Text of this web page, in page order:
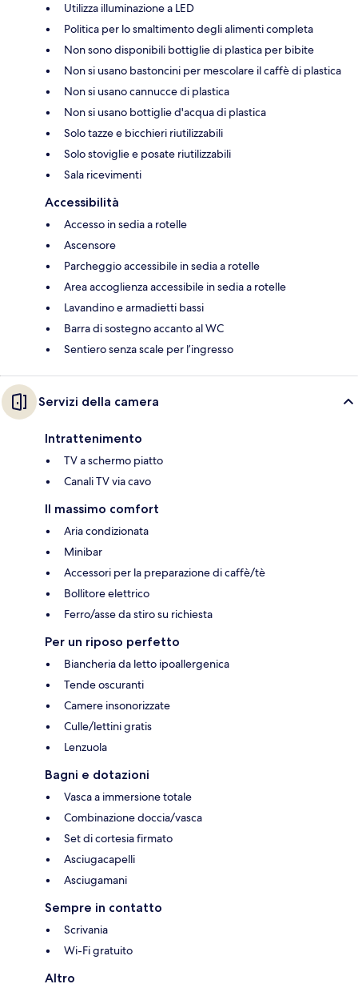
Utilizza illuminazione a LED
Politica per lo smaltimento degli alimenti completa
Non sono disponibili bottiglie di plastica per bibite
Non si usano bastoncini per mescolare il caffè di plastica
Non si usano cannucce di plastica
Non si usano bottiglie d'acqua di plastica
Solo tazze e bicchieri riutilizzabili
Solo stoviglie e posate riutilizzabili
Sala ricevimenti
Accessibilità
Accesso in sedia a rotelle
Ascensore
Parcheggio accessibile in sedia a rotelle
Area accoglienza accessibile in sedia a rotelle
Lavandino e armadietti bassi
Barra di sostegno accanto al WC
Sentiero senza scale per l’ingresso
Servizi della camera
Intrattenimento
TV a schermo piatto
Canali TV via cavo
Il massimo comfort
Aria condizionata
Minibar
Accessori per la preparazione di caffè/tè
Bollitore elettrico
Ferro/asse da stiro su richiesta
Per un riposo perfetto
Biancheria da letto ipoallergenica
Tende oscuranti
Camere insonorizzate
Culle/lettini gratis
Lenzuola
Bagni e dotazioni
Vasca a immersione totale
Combinazione doccia/vasca
Set di cortesia firmato
Asciugacapelli
Asciugamani
Sempre in contatto
Scrivania
Wi-Fi gratuito
Altro